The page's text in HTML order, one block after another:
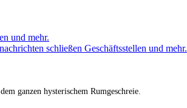
und mehr.
schließen Geschäftsstellen und mehr.
ganzen hysterischem Rumgeschreie.